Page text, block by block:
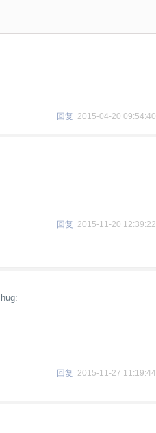
回复 2015-04-20 09:54:40
回复 2015-11-20 12:39:22
回复 2015-11-27 11:19:44